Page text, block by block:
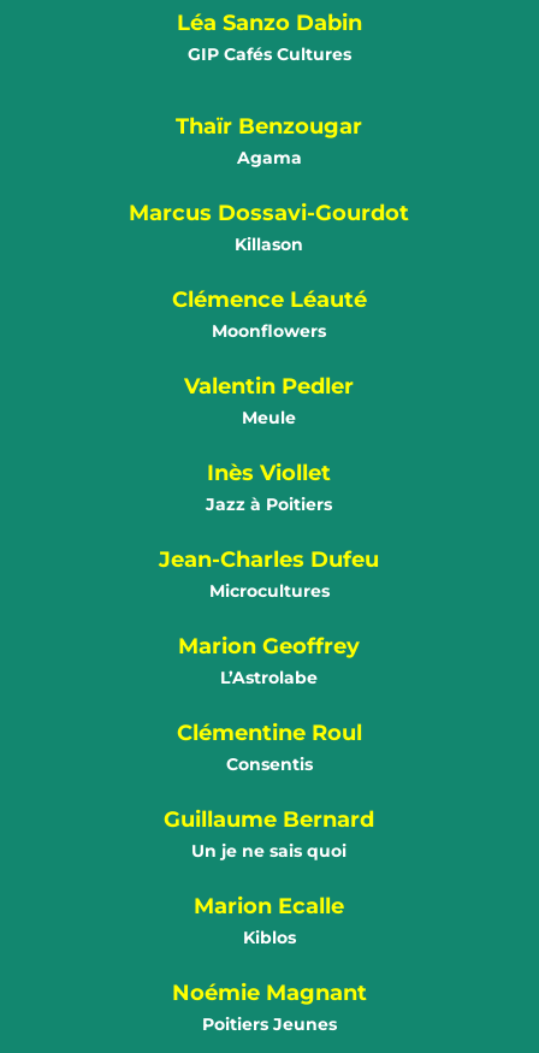
Léa Sanzo Dabin
GIP Cafés Cultures
Thaïr Benzougar
Agama
Marcus Dossavi-Gourdot
Killason
Clémence Léauté
Moonflowers
Valentin Pedler
Meule
Inès Viollet
Jazz à Poitiers
Jean-Charles Dufeu
Microcultures
Marion Geoffrey
L’Astrolabe
Clémentine Roul
Consentis
Guillaume Bernard
Un je ne sais quoi
Marion Ecalle
Kiblos
Noémie Magnant
Poitiers Jeunes